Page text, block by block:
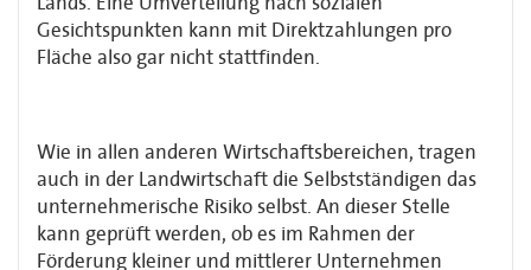
Gesichtspunkten kann mit Direktzahlungen pro
Fläche also gar nicht stattfinden.
Wie in allen anderen Wirtschaftsbereichen, tragen
auch in der Landwirtschaft die Selbstständigen das
unternehmerische Risiko selbst. An dieser Stelle
kann geprüft werden, ob es im Rahmen der
Förderung kleiner und mittlerer Unternehmen